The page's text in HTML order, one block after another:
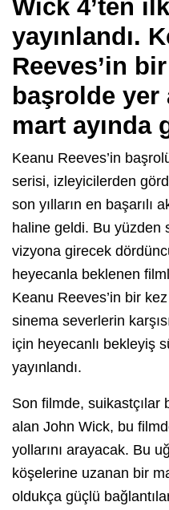
Wick 4’ten
yayınlandı.
Reeves’in
başrolde yer
mart ayında
Keanu Reeves’in
serisi, izleyicilerden
son yılların en başarılı
haline geldi. Bu yüzden
vizyona girecek
heyecanla beklenen
Keanu Reeves’in bir
sinema severlerin
için heyecanlı bekleyiş
yayınlandı.
Son filmde, suikastçılar
alan John Wick, bu
yollarını arayacak. Bu
köşelerine uzanan bir
oldukça güçlü